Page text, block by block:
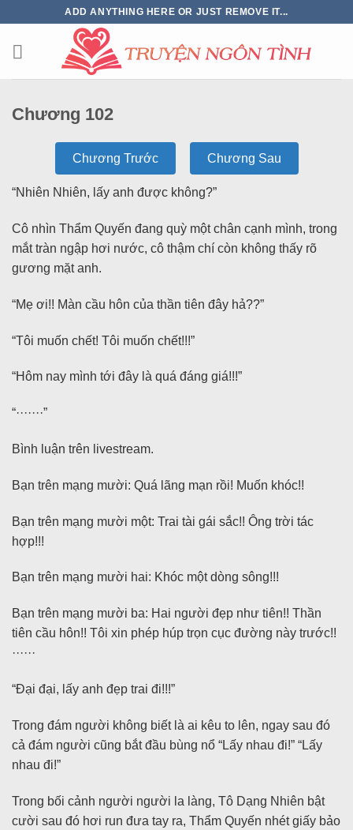
ADD ANYTHING HERE OR JUST REMOVE IT...
Chương 102
Chương Trước Chương Sau
“Nhiên Nhiên, lấy anh được không?”
Cô nhìn Thẩm Quyến đang quỳ một chân cạnh mình, trong
mắt tràn ngập hơi nước, cô thậm chí còn không thấy rõ
gương mặt anh.
“Mẹ ơi!! Màn cầu hôn của thần tiên đây hả??”
“Tôi muốn chết! Tôi muốn chết!!!”
“Hôm nay mình tới đây là quá đáng giá!!!”
“·······”
Bình luận trên livestream.
Bạn trên mạng mười: Quá lãng mạn rồi! Muốn khóc!!
Bạn trên mạng mười một: Trai tài gái sắc!! Ông trời tác
hợp!!!
Bạn trên mạng mười hai: Khóc một dòng sông!!!
Bạn trên mạng mười ba: Hai người đẹp như tiên!! Thần
tiên cầu hôn!! Tôi xin phép húp trọn cục đường này trước!!
······
“Đại đại, lấy anh đẹp trai đi!!!”
Trong đám người không biết là ai kêu to lên, ngay sau đó
cả đám người cũng bắt đầu bùng nổ “Lấy nhau đi!” “Lấy
nhau đi!”
Trong bối cảnh người người la làng, Tô Dạng Nhiên bật
cười sau đó hơi run đưa tay ra, Thẩm Quyến nhét giấy bảo